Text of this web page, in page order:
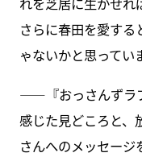
さらに春田を愛す
ゃないかと思ってい
――『おっさんずラ
感じた見どころと、
さんへのメッセージ